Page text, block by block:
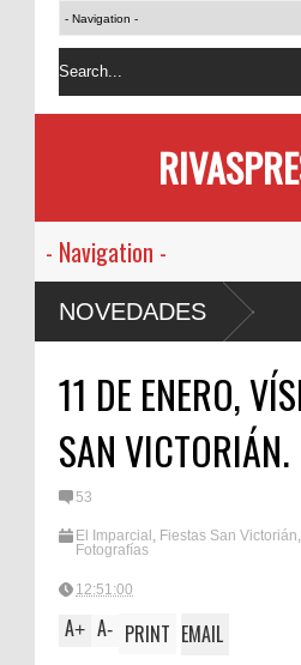
NOVEDADES
11 DE ENERO,
SAN VICTORIÁN.
53
El Imparcial , Fiestas San Victorián,
Fotografías
12:51:00
A+ A- PRINT EMAIL